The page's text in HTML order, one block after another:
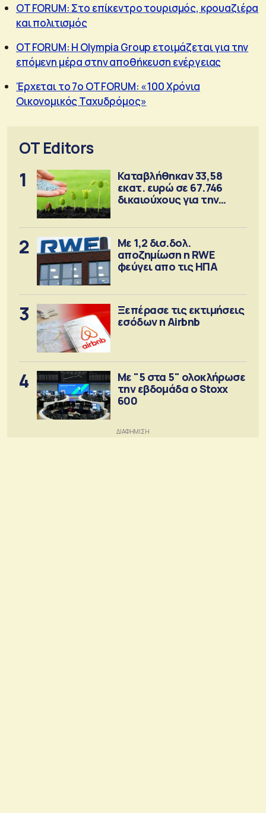
OT FORUM: Στο επίκεντρο τουρισμός, κρουαζιέρα
και πολιτισμός
OT FORUM: Η Olympia Group ετοιμάζεται για την
επόμενη μέρα στην αποθήκευση ενέργειας
Έρχεται το 7ο OT FORUM: «100 Χρόνια
Οικονομικός Ταχυδρόμος»
OT Editors
1
Καταβλήθηκαν 33,58
εκατ. ευρώ σε 67.746
δικαιούχους για την
2
Με 1,2 δισ.δολ.
αποζημίωση η RWE
φεύγει απο τις ΗΠΑ
3
Ξεπέρασε τις εκτιμήσεις
εσόδων η Airbnb
4
Με "5 στα 5" ολοκλήρωσε
την εβδομάδα ο Stoxx
600